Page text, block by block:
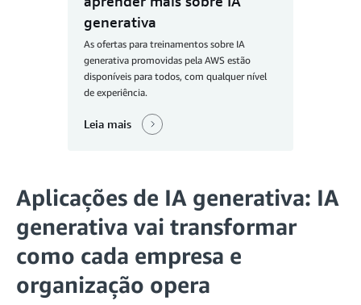
generativa
As ofertas para treinamentos sobre IA
generativa promovidas pela AWS estão
disponíveis para todos, com qualquer nível
de experiência.
Leia mais
Aplicações de IA generativa: IA
generativa vai transformar
como cada empresa e
organização opera